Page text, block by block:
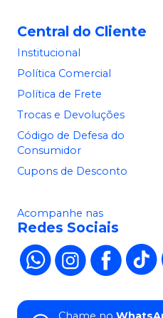
Central do Cliente
Institucional
Política Comercial
Política de Frete
Trocas e Devoluções
Código de Defesa do
Consumidor
Cupons de Desconto
Acompanhe nas
Redes Sociais